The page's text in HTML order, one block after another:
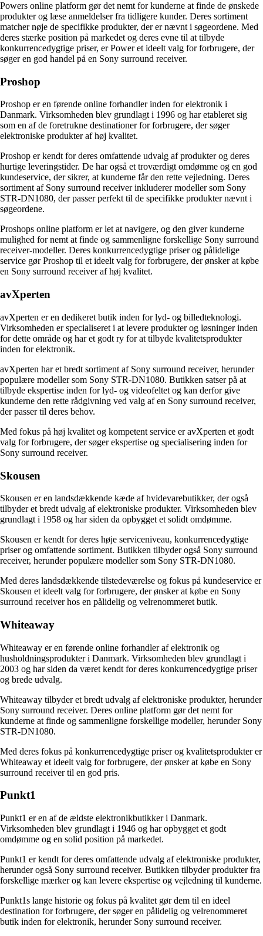
Powers online platform gør det nemt for kunderne at finde de ønskede
produkter og læse anmeldelser fra tidligere kunder. Deres sortiment
matcher nøje de specifikke produkter, der er nævnt i søgeordene. Med
deres stærke position på markedet og deres evne til at tilbyde
konkurrencedygtige priser, er Power et ideelt valg for forbrugere, der
søger en god handel på en Sony surround receiver.
Proshop
Proshop er en førende online forhandler inden for elektronik i
Danmark. Virksomheden blev grundlagt i 1996 og har etableret sig
som en af de foretrukne destinationer for forbrugere, der søger
elektroniske produkter af høj kvalitet.
Proshop er kendt for deres omfattende udvalg af produkter og deres
hurtige leveringstider. De har også et troværdigt omdømme og en god
kundeservice, der sikrer, at kunderne får den rette vejledning. Deres
sortiment af Sony surround receiver inkluderer modeller som Sony
STR-DN1080, der passer perfekt til de specifikke produkter nævnt i
søgeordene.
Proshops online platform er let at navigere, og den giver kunderne
mulighed for nemt at finde og sammenligne forskellige Sony surround
receiver-modeller. Deres konkurrencedygtige priser og pålidelige
service gør Proshop til et ideelt valg for forbrugere, der ønsker at købe
en Sony surround receiver af høj kvalitet.
avXperten
avXperten er en dedikeret butik inden for lyd- og billedteknologi.
Virksomheden er specialiseret i at levere produkter og løsninger inden
for dette område og har et godt ry for at tilbyde kvalitetsprodukter
inden for elektronik.
avXperten har et bredt sortiment af Sony surround receiver, herunder
populære modeller som Sony STR-DN1080. Butikken satser på at
tilbyde ekspertise inden for lyd- og videofeltet og kan derfor give
kunderne den rette rådgivning ved valg af en Sony surround receiver,
der passer til deres behov.
Med fokus på høj kvalitet og kompetent service er avXperten et godt
valg for forbrugere, der søger ekspertise og specialisering inden for
Sony surround receiver.
Skousen
Skousen er en landsdækkende kæde af hvidevarebutikker, der også
tilbyder et bredt udvalg af elektroniske produkter. Virksomheden blev
grundlagt i 1958 og har siden da opbygget et solidt omdømme.
Skousen er kendt for deres høje serviceniveau, konkurrencedygtige
priser og omfattende sortiment. Butikken tilbyder også Sony surround
receiver, herunder populære modeller som Sony STR-DN1080.
Med deres landsdækkende tilstedeværelse og fokus på kundeservice er
Skousen et ideelt valg for forbrugere, der ønsker at købe en Sony
surround receiver hos en pålidelig og velrenommeret butik.
Whiteaway
Whiteaway er en førende online forhandler af elektronik og
husholdningsprodukter i Danmark. Virksomheden blev grundlagt i
2003 og har siden da været kendt for deres konkurrencedygtige priser
og brede udvalg.
Whiteaway tilbyder et bredt udvalg af elektroniske produkter, herunder
Sony surround receiver. Deres online platform gør det nemt for
kunderne at finde og sammenligne forskellige modeller, herunder Sony
STR-DN1080.
Med deres fokus på konkurrencedygtige priser og kvalitetsprodukter er
Whiteaway et ideelt valg for forbrugere, der ønsker at købe en Sony
surround receiver til en god pris.
Punkt1
Punkt1 er en af de ældste elektronikbutikker i Danmark.
Virksomheden blev grundlagt i 1946 og har opbygget et godt
omdømme og en solid position på markedet.
Punkt1 er kendt for deres omfattende udvalg af elektroniske produkter,
herunder også Sony surround receiver. Butikken tilbyder produkter fra
forskellige mærker og kan levere ekspertise og vejledning til kunderne.
Punkt1s lange historie og fokus på kvalitet gør dem til en ideel
destination for forbrugere, der søger en pålidelig og velrenommeret
butik inden for elektronik, herunder Sony surround receiver.